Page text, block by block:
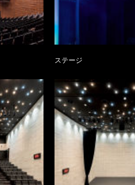
ステージ